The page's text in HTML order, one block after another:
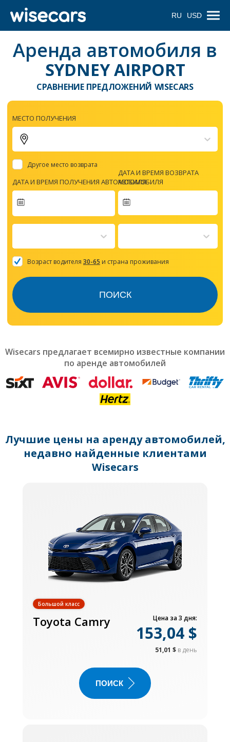
RU USD
Аренда автомобиля в
SYDNEY AIRPORT
СРАВНЕНИЕ ПРЕДЛОЖЕНИЙ WISECARS
МЕСТО ПОЛУЧЕНИЯ
Другое место возврата
ДАТА И ВРЕМЯ ПОЛУЧЕНИЯ АВТОМОБИЛЯ
forward
with
the
and
mark
get
the
dates.
ДАТА И ВРЕМЯ ВОЗВРАТА
АВТОМОБИЛЯ
Возраст водителя 30-65 и страна проживания
ПОИСК
Wisecars предлагает всемирно известные компании
по аренде автомобилей
Лучшие цены на аренду автомобилей,
недавно найденные клиентами
Wisecars
Большой класс
Toyota Camry Цена за 3 дня:
153,04 $
51,01 $ в день
ПОИСК